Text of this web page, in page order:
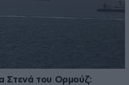
Στενά του Ορμούζ: